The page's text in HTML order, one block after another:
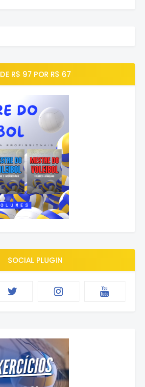
DE R$ 97 POR R$ 67
SOCIAL PLUGIN